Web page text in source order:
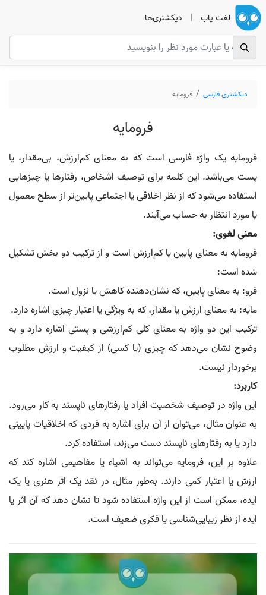
لغت یاب | دیکشنری‌ها
دیکشنری فارسی فرومایه
فرومایه
فرومایه یک واژه فارسی است که به معنای کم‌ارزش، بی‌مقدار، یا
پست می‌باشد. این کلمه برای توصیف اشخاص، رفتارها یا چیزهایی
استفاده می‌شود که از نظر اخلاقی یا اجتماعی پایین‌تر از سطح معمول
یا مورد انتظار به حساب می‌آیند.
معنی لغوی:
فرومایه به معنای پایین یا کم‌ارزش است و از ترکیب دو بخش تشکیل
شده است:
فرو: به معنای پایین، که نشان‌دهنده کاهش یا نزول است.
مایه: به معنای ارزش یا مقدار، که به ویژگی یا اعتبار چیزی اشاره دارد.
ترکیب این دو واژه به معنای کلی کم‌ارزشی و پستی اشاره دارد و به
وضوح نشان می‌دهد که چیزی (یا کسی) از کیفیت و ارزش مطلوب
برخوردار نیست.
کاربرد:
این واژه در توصیف شخصیت افراد یا رفتارهای ناپسند به کار می‌رود.
به عنوان مثال، می‌توان از آن برای اشاره به فردی که اخلاقیات پایینی
دارد یا به رفتارهای ناپسند دست می‌زند، استفاده کرد.
علاوه بر این، فرومایه می‌تواند به اشیاء یا مفاهیمی اشاره کند که
ارزش یا اعتبار کمی دارند. به‌طور مثال، در نقد یک اثر هنری یا یک
ایده، ممکن است از این واژه استفاده شود تا نشان دهد که آن اثر یا
ایده از نظر زیبایی‌شناسی یا فکری ضعیف است.